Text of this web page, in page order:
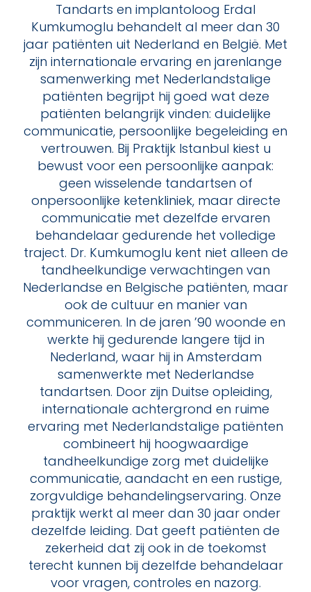
Tandarts en implantoloog Erdal
Kumkumoglu behandelt al meer dan 30
jaar patiënten uit Nederland en België. Met
zijn internationale ervaring en jarenlange
samenwerking met Nederlandstalige
patiënten begrijpt hij goed wat deze
patiënten belangrijk vinden: duidelijke
communicatie, persoonlijke begeleiding en
vertrouwen. Bij Praktijk Istanbul kiest u
bewust voor een persoonlijke aanpak:
geen wisselende tandartsen of
onpersoonlijke ketenkliniek, maar directe
communicatie met dezelfde ervaren
behandelaar gedurende het volledige
traject. Dr. Kumkumoglu kent niet alleen de
tandheelkundige verwachtingen van
Nederlandse en Belgische patiënten, maar
ook de cultuur en manier van
communiceren. In de jaren ’90 woonde en
werkte hij gedurende langere tijd in
Nederland, waar hij in Amsterdam
samenwerkte met Nederlandse
tandartsen. Door zijn Duitse opleiding,
internationale achtergrond en ruime
ervaring met Nederlandstalige patiënten
combineert hij hoogwaardige
tandheelkundige zorg met duidelijke
communicatie, aandacht en een rustige,
zorgvuldige behandelingservaring. Onze
praktijk werkt al meer dan 30 jaar onder
dezelfde leiding. Dat geeft patiënten de
zekerheid dat zij ook in de toekomst
terecht kunnen bij dezelfde behandelaar
voor vragen, controles en nazorg.